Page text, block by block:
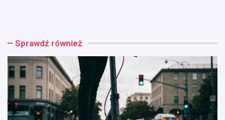
n
g
a
k
o
n
t
n
y
P
i
k
n
i
Sprawdź również